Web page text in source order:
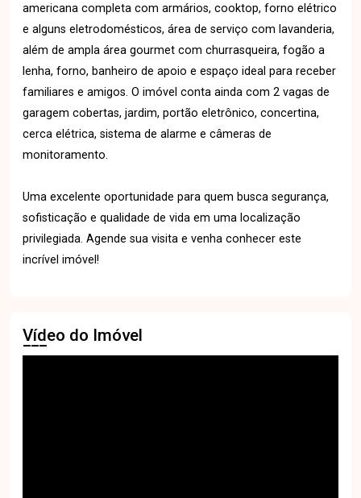
americana completa com armários, cooktop, forno elétrico
e alguns eletrodomésticos, área de serviço com lavanderia,
além de ampla área gourmet com churrasqueira, fogão a
lenha, forno, banheiro de apoio e espaço ideal para receber
familiares e amigos. O imóvel conta ainda com 2 vagas de
garagem cobertas, jardim, portão eletrônico, concertina,
cerca elétrica, sistema de alarme e câmeras de
monitoramento.
Uma excelente oportunidade para quem busca segurança,
sofisticação e qualidade de vida em uma localização
privilegiada. Agende sua visita e venha conhecer este
incrível imóvel!
Vídeo do Imóvel